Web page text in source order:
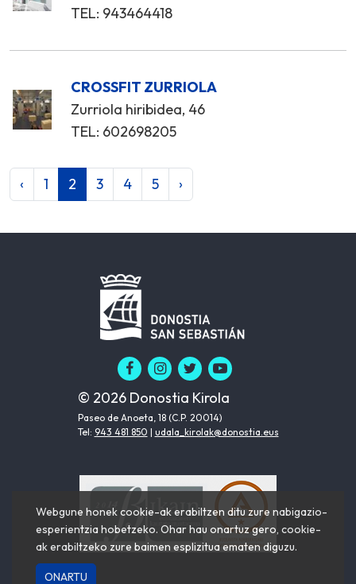
TEL: 943464418
CROSSFIT ZURRIOLA
Zurriola hiribidea, 46
TEL: 602698205
‹ 1 2 3 4 5 ›
© 2026 Donostia Kirola
Paseo de Anoeta, 18 (C.P. 20014)
Tel: 943 481 850 | udala_kirolak@donostia.eus
Webgune honek cookie-ak erabiltzen ditu zure nabigazio-
esperientzia hobetzeko. Ohar hau onartuz gero, cookie-
ak erabiltzeko zure baimen esplizitua ematen diguzu.
ONARTU